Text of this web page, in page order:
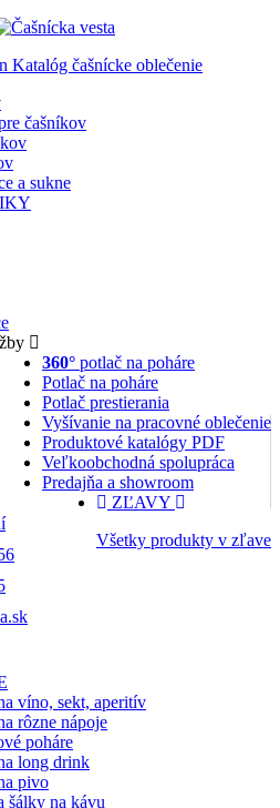
Katalóg čašnícke oblečenie
čašníkov
a sukne
360° potlač na poháre
Potlač na poháre
Potlač prestierania
Vyšívanie na pracovné oblečenie
Produktové katalógy PDF
Veľkoobchodná spolupráca
Predajňa a showroom
ZĽAVY
Všetky produkty v zľave
víno, sekt, aperitív
rôzne nápoje
poháre
long drink
pivo
šálky na kávu